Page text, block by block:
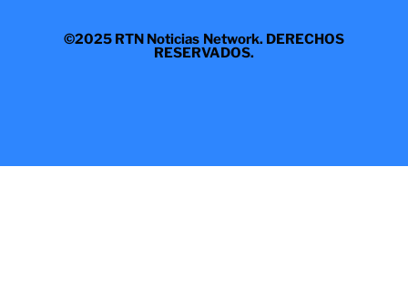
©2025 RTN Noticias Network. DERECHOS
RESERVADOS.